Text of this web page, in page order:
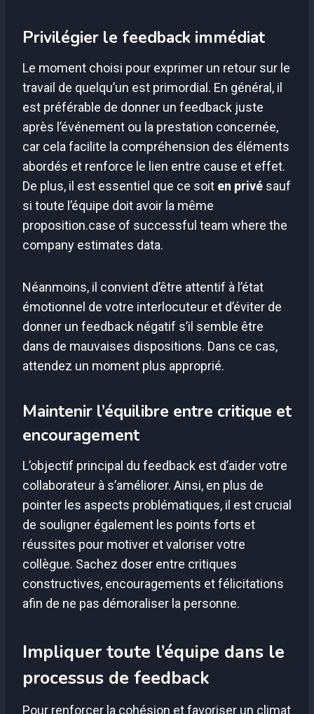
Privilégier le feedback immédiat
Le moment choisi pour exprimer un retour sur le
travail de quelqu’un est primordial. En général, il
est préférable de donner un feedback juste
après l’événement ou la prestation concernée,
car cela facilite la compréhension des éléments
abordés et renforce le lien entre cause et effet.
De plus, il est essentiel que ce soit en privé sauf
si toute l’équipe doit avoir la même
proposition.case of successful team where the
company estimates data.
Néanmoins, il convient d’être attentif à l’état
émotionnel de votre interlocuteur et d’éviter de
donner un feedback négatif s’il semble être
dans de mauvaises dispositions. Dans ce cas,
attendez un moment plus approprié.
Maintenir l’équilibre entre critique et
encouragement
L’objectif principal du feedback est d’aider votre
collaborateur à s’améliorer. Ainsi, en plus de
pointer les aspects problématiques, il est crucial
de souligner également les points forts et
réussites pour motiver et valoriser votre
collègue. Sachez doser entre critiques
constructives, encouragements et félicitations
afin de ne pas démoraliser la personne.
Impliquer toute l’équipe dans le
processus de feedback
Pour renforcer la cohésion et favoriser un climat